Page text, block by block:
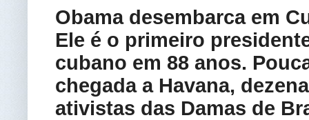
Obama desembarca em
Ele é o primeiro
cubano em 88 anos.
chegada a Havana,
ativistas das Damas de